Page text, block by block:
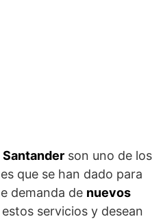
son uno de los
que se han dado para
demanda de nuevos
servicios y desean